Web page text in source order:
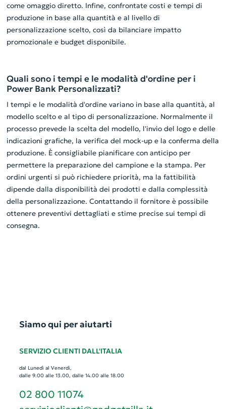
come omaggio diretto. Infine, confrontate costi e tempi di
produzione in base alla quantità e al livello di
personalizzazione scelto, così da bilanciare impatto
promozionale e budget disponibile.
Quali sono i tempi e le modalità d'ordine per i
Power Bank Personalizzati?
I tempi e le modalità d'ordine variano in base alla quantità, al
modello scelto e al tipo di personalizzazione. Normalmente il
processo prevede la scelta del modello, l'invio del logo e delle
indicazioni grafiche, la verifica del mock-up e la conferma della
produzione. È consigliabile pianificare con anticipo per
permettere la preparazione del campione e la stampa. Per
ordini urgenti si può richiedere priorità, ma la fattibilità
dipende dalla disponibilità dei prodotti e dalla complessità
della personalizzazione. Contattando il fornitore è possibile
ottenere preventivi dettagliati e stime precise sui tempi di
consegna.
Siamo qui per aiutarti
SERVIZIO CLIENTI DALL'ITALIA
dal Lunedì al Venerdì,
dalle 9.00 alle 13.00, dalle 14.00 alle 18.00
02 800 11074